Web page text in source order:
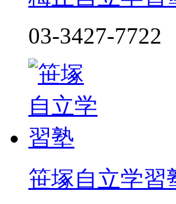
03-3427-7722
笹塚自立学習